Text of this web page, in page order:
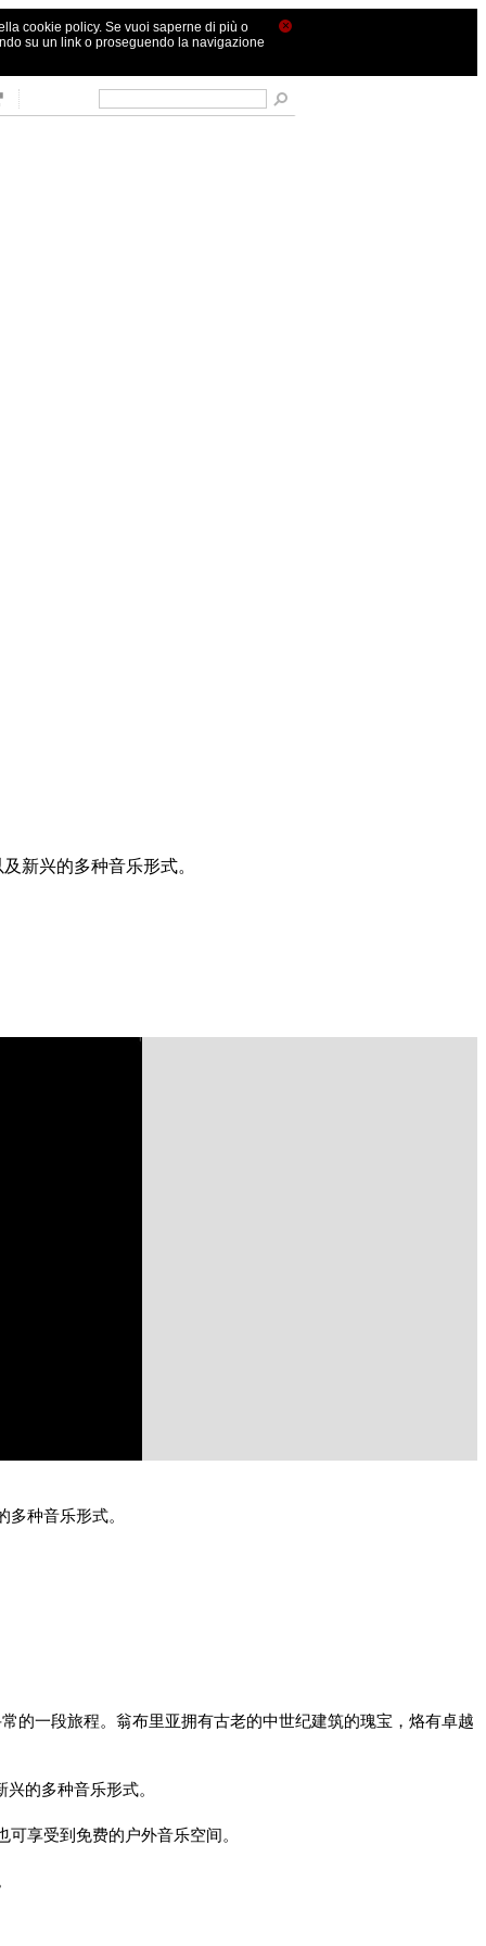
×
cookie policy. Se vuoi saperne di più o
su un link o proseguendo la navigazione
新兴的多种音乐形式。
种音乐形式。
一段旅程。翁布里亚拥有古老的中世纪建筑的瑰宝，烙有卓越
的多种音乐形式。
享受到免费的户外音乐空间。